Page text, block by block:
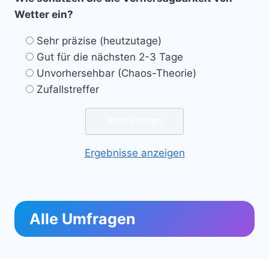
Wetter ein?
Sehr präzise (heutzutage)
Gut für die nächsten 2-3 Tage
Unvorhersehbar (Chaos-Theorie)
Zufallstreffer
Ergebnisse anzeigen
Alle Umfragen